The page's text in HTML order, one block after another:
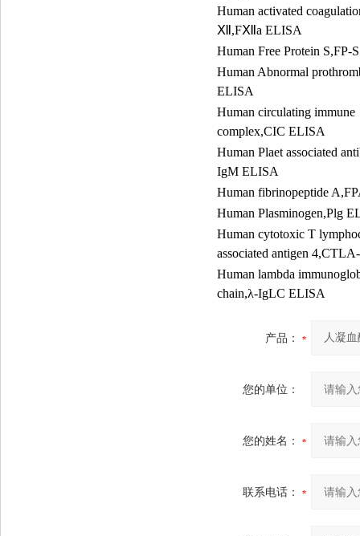
Human activated
Ⅻ ,FⅫ a ELISA
Human Free Protein S,FP-
Human Abnormal
ELISA
Human circulating immune
complex,CIC ELISA
Human Plaet associated
IgM ELISA
Human fibrinopeptide
Human Plasminogen,Plg
Human cytotoxic T
associated antigen
Human lambda
chain,λ-IgLC ELISA
产品：
您的单位：
您的姓名：
联系电话：